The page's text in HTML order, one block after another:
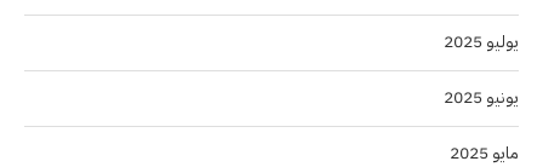
يوليو 2025
يونيو 2025
مايو 2025